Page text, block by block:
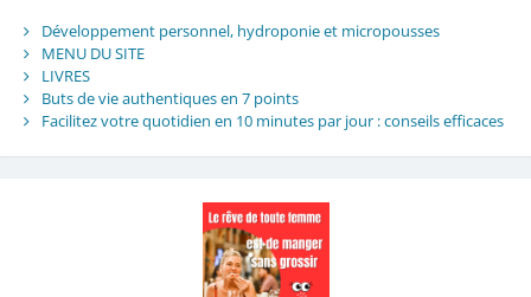
Développement personnel, hydroponie et micropousses
MENU DU SITE
LIVRES
Buts de vie authentiques en 7 points
Facilitez votre quotidien en 10 minutes par jour : conseils efficaces